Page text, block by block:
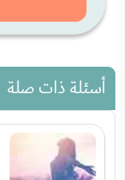
أسئلة ذات صلة